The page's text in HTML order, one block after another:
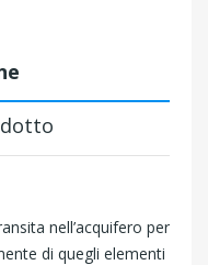
nell’acquifero per
di quegli elementi